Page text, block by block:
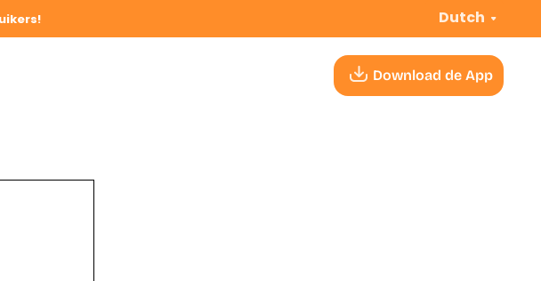
Dutch
Download de App